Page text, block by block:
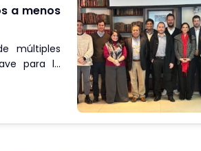
a menos
múltiples
para la